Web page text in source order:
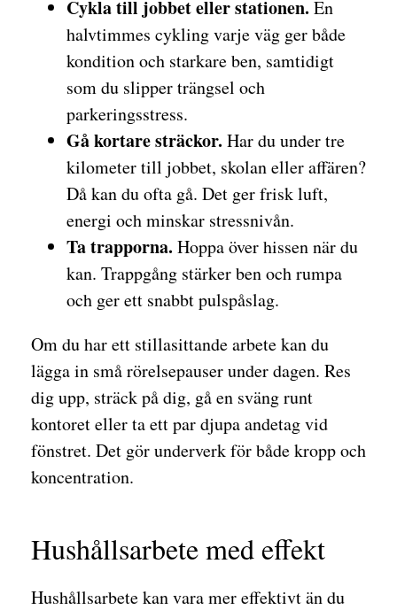
Cykla till jobbet eller stationen. En
halvtimmes cykling varje väg ger både
kondition och starkare ben, samtidigt
som du slipper trängsel och
parkeringsstress.
Gå kortare sträckor. Har du under tre
kilometer till jobbet, skolan eller affären?
Då kan du ofta gå. Det ger frisk luft,
energi och minskar stressnivån.
Ta trapporna. Hoppa över hissen när du
kan. Trappgång stärker ben och rumpa
och ger ett snabbt pulspåslag.
Om du har ett stillasittande arbete kan du
lägga in små rörelsepauser under dagen. Res
dig upp, sträck på dig, gå en sväng runt
kontoret eller ta ett par djupa andetag vid
fönstret. Det gör underverk för både kropp och
koncentration.
Hushållsarbete med effekt
Hushållsarbete kan vara mer effektivt än du